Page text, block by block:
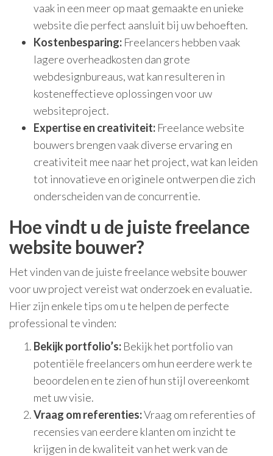
vaak in een meer op maat gemaakte en unieke
website die perfect aansluit bij uw behoeften.
Kostenbesparing: Freelancers hebben vaak
lagere overheadkosten dan grote
webdesignbureaus, wat kan resulteren in
kosteneffectieve oplossingen voor uw
websiteproject.
Expertise en creativiteit: Freelance website
bouwers brengen vaak diverse ervaring en
creativiteit mee naar het project, wat kan leiden
tot innovatieve en originele ontwerpen die zich
onderscheiden van de concurrentie.
Hoe vindt u de juiste freelance
website bouwer?
Het vinden van de juiste freelance website bouwer
voor uw project vereist wat onderzoek en evaluatie.
Hier zijn enkele tips om u te helpen de perfecte
professional te vinden:
Bekijk portfolio’s: Bekijk het portfolio van
potentiële freelancers om hun eerdere werk te
beoordelen en te zien of hun stijl overeenkomt
met uw visie.
Vraag om referenties:Vraag om referenties of
recensies van eerdere klanten om inzicht te
krijgen in de kwaliteit van het werk van de